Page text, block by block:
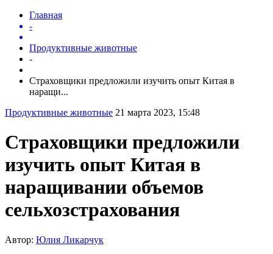
Главная
-
Продуктивные животные
-
Страховщики предложили изучить опыт Китая в
наращи...
Продуктивные животные 21 марта 2023, 15:48
Страховщики предложили
изучить опыт Китая в
наращивании объемов
сельхозстрахования
Автор: Юлия Ликарчук